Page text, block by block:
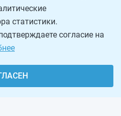
статистики.
согласие на